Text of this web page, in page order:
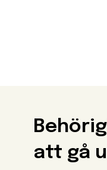
att gå